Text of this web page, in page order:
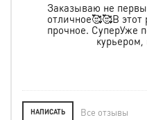
Заказываю не
отличное🥰🥰В этот
прочное. СуперУже
курьером,
НАПИСАТЬ Все отзывы